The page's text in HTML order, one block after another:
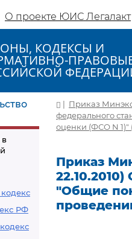
О проекте ЮИС Легалакт
КОДЕКСЫ И
РФ
| Приказ
федерального
оценки (ФСО N 1)"
Приказ
"Общие